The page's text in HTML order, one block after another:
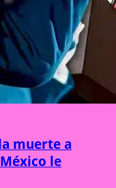
muerte a
le